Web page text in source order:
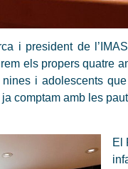
i president de
els propers quatre
i adolescents
comptam amb les
El